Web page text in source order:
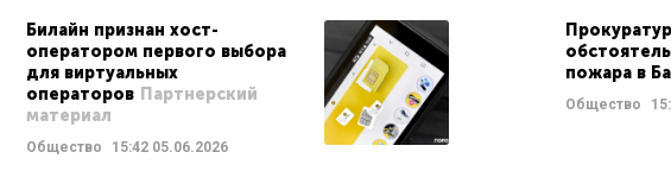
Билайн признан хост-
оператором первого выбора
для виртуальных
операторов Партнерский
материал
Общество 15:42 05.06.2026
пожара в
Общество